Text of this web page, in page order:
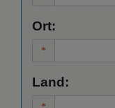
Ort:
Land: